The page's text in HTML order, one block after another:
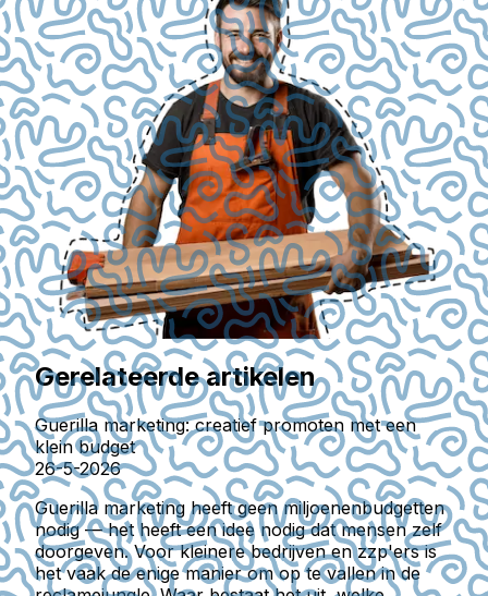
Gerelateerde artikelen
Guerilla marketing: creatief promoten met een
klein budget
26-5-2026
Guerilla marketing heeft geen miljoenenbudgetten
nodig — het heeft een idee nodig dat mensen zelf
doorgeven. Voor kleinere bedrijven en zzp'ers is
het vaak de enige manier om op te vallen in de